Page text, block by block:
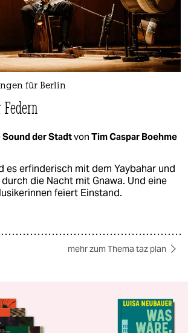
für Berlin
Sound der Stadtvon Tim Caspar Boehme
es erfinderisch mit dem Yaybahar und
die Nacht mit Gnawa. Und eine
feiert Einstand.
mehr zum Thema taz plan